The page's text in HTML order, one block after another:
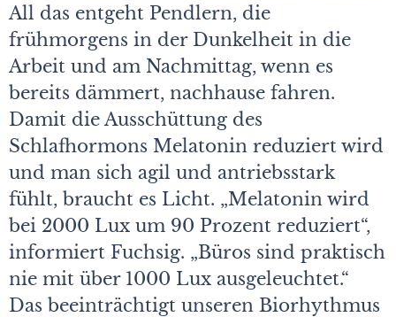
All das entgeht Pendlern, die
frühmorgens in der Dunkelheit in die
Arbeit und am Nachmittag, wenn es
bereits dämmert, nachhause fahren.
Damit die Ausschüttung des
Schlafhormons Melatonin reduziert wird
und man sich agil und antriebsstark
fühlt, braucht es Licht. „Melatonin wird
bei 2000 Lux um 90 Prozent reduziert“,
informiert Fuchsig. „Büros sind praktisch
nie mit über 1000 Lux ausgeleuchtet.“
Das beeinträchtigt unseren Biorhythmus